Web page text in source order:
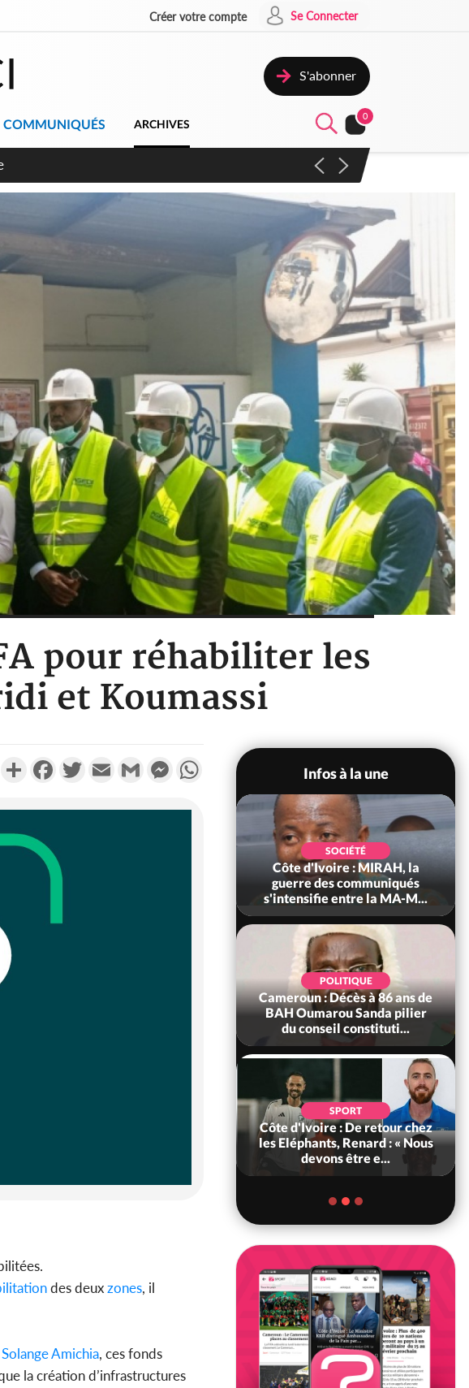
Créer votre compte Se Connecter
S'abonner
COMMUNIQUÉS ARCHIVES
0
en vaste campagne contre les produits
pour réhabiliter les
et Koumassi
PartagerFacebookTwitterEmail Gmail MessengerWhatsApp
des deuxzones, il
Solange Amichia, ces fonds
la création d’infrastructures
Infos à la une
Côte d'Ivoire : Man, deux
personnes périssent dans un
SOCIÉTÉ
Côte d'Ivoire : MIRAH, la
guerre des communiqués
s'intensifie entre la MA-M...
POLITIQUE
Cameroun : Décès à 86 ans de
BAH Oumarou Sanda pilier
du conseil constituti...
SPORT
Côte d'Ivoire : De retour chez
les Eléphants, Renard : « Nous
devons être e...